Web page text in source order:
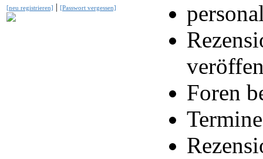
[neu registrieren] | [Passwort vergessen]
Foren